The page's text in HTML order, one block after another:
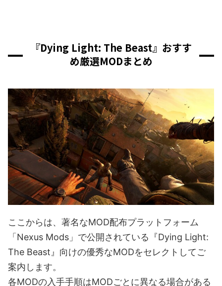
『Dying Light: The Beast』おすす
め厳選MODまとめ
ここからは、著名なMOD配布プラットフォーム
「Nexus Mods」で公開されている『Dying Light:
The Beast』向けの優秀なMODをセレクトしてご
案内します。
各MODの入手手順はMODごとに異なる場合がある